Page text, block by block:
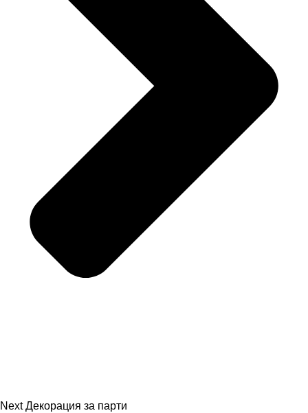
Next Декорация за парти